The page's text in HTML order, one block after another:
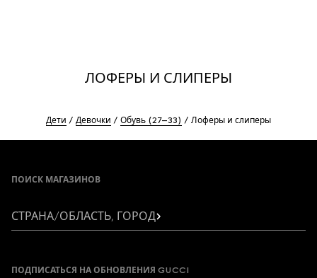
ЛОФЕРЫ И СЛИПЕРЫ
Дети Девочки Обувь (27–33) Лоферы и слиперы
ПОИСК МАГАЗИНОВ
СТРАНА/ОБЛАСТЬ, ГОРОД
ПОДПИСАТЬСЯ НА ОБНОВЛЕНИЯ GUCCI